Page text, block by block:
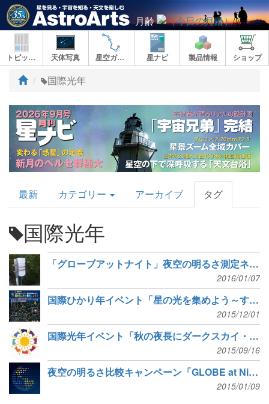
月齢
トピックス 天体写真 星空ガイド 星ナビ 製品情報 ショップ
ト
プ
国際光年
AstroArts
Topics
最新 カテゴリー アーカイブ タグ
国際光年
「グローブアットナイト」夜空の明るさ測定ネットワーク参加者を公募
2016/01/07
国際ひかり年イベント「星の光を集めよう～すばるチャレンジ」15日まで実施
2015/12/01
国際光年イベント「秋の夜長にダークスカイ・トーク」開催
2015/09/16
夜空の明るさ比較キャンペーン「GLOBE at Night」が11日スタート
2015/01/09